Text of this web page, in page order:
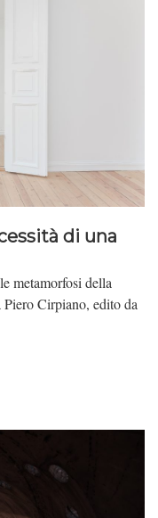
di una
metamorfosi della
Cirpiano, edito da